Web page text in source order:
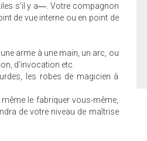
s'il y a―. Votre compagnon
de vue interne ou en point de
arme à une main, un arc, ou
d'invocation etc.
les robes de magicien à
le fabriquer vous-même,
de votre niveau de maîtrise